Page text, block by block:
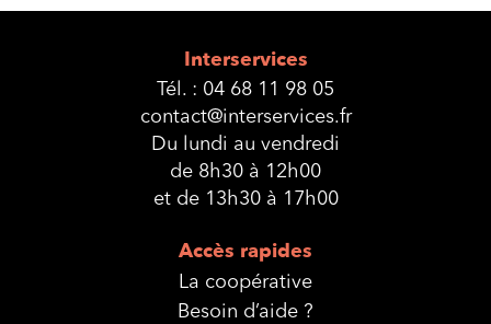
Interservices
Tél. : 04 68 11 98 05
contact@interservices.fr
Du lundi au vendredi
de 8h30 à 12h00
et de 13h30 à 17h00
Accès rapides
La coopérative
Besoin d’aide ?